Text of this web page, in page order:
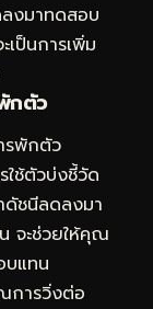
งมาทดสอบ
ป็นการเพิ่ม
กตัว
รพักตัว
ช้ตัวบ่งชี้วัด
ดัชนีลดลงมา
จะช่วยให้คุณ
บแทน
ารวิ่งต่อ